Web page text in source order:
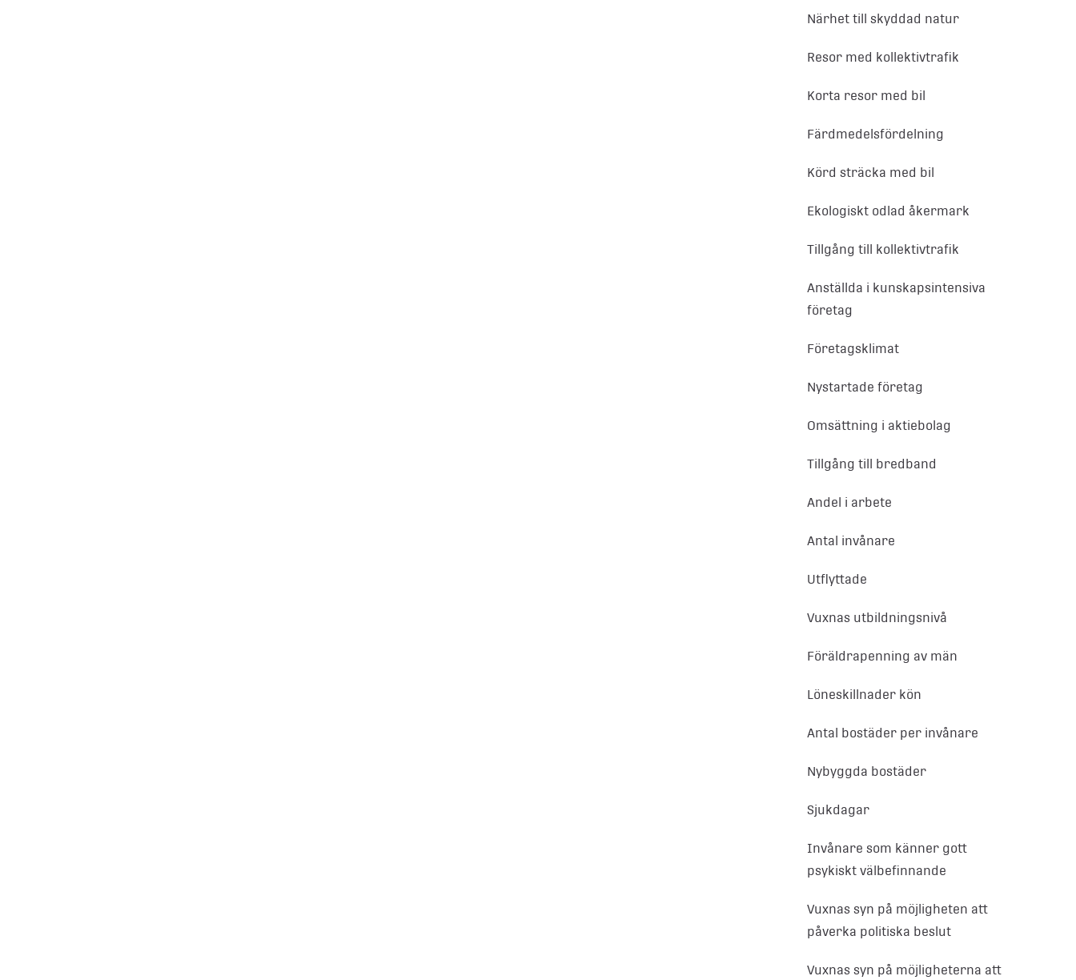
Närhet till skyddad natur
Resor med kollektivtrafik
Korta resor med bil
Färdmedelsfördelning
Körd sträcka med bil
Ekologiskt odlad åkermark
Tillgång till kollektivtrafik
Anställda i kunskapsintensiva
företag
Företagsklimat
Nystartade företag
Omsättning i aktiebolag
Tillgång till bredband
Andel i arbete
Antal invånare
Utflyttade
Vuxnas utbildningsnivå
Föräldrapenning av män
Löneskillnader kön
Antal bostäder per invånare
Nybyggda bostäder
Sjukdagar
Invånare som känner gott
psykiskt välbefinnande
Vuxnas syn på möjligheten att
påverka politiska beslut
Vuxnas syn på möjligheterna att